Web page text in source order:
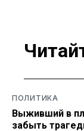
ПОЛИТИКА
Выживший в
забыть